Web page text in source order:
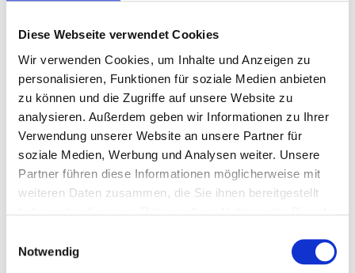
Diese Webseite verwendet Cookies
Wir verwenden Cookies, um Inhalte und Anzeigen zu
personalisieren, Funktionen für soziale Medien anbieten
zu können und die Zugriffe auf unsere Website zu
analysieren. Außerdem geben wir Informationen zu Ihrer
Verwendung unserer Website an unsere Partner für
soziale Medien, Werbung und Analysen weiter. Unsere
Partner führen diese Informationen möglicherweise mit
weiteren Daten zusammen, die Sie ihnen bereitgestellt
Notwendig
Color-Star anthrazit